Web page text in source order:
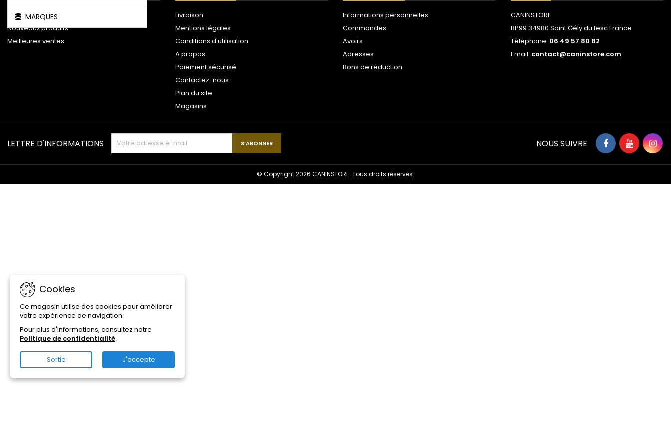
MARQUES
Promotions
Nouveaux produits
Meilleures ventes
Livraison
Mentions légales
Conditions d'utilisation
A propos
Paiement sécurisé
Contactez-nous
Plan du site
Magasins
Informations personnelles
Commandes
Avoirs
Adresses
Bons de réduction
CANINSTORE
BP99 34980 Saint Gély du fesc France
Téléphone: 06 49 57 80 82
Email: contact@caninstore.com
Cookies
Ce magasin utilise des cookies pour améliorer
votre expérience de navigation.
Pour plus d'informations, consultez notre
Politique de confidentialité.
Sortie J'accepte
LETTRE D'INFORMATIONS NOUS SUIVRE
© Copyright 2026 CANINSTORE. Tous droits réservés.